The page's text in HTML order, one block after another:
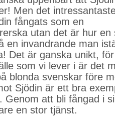
Men det
fångats som en
utan det är hur en
en invandrande man
Det är ganska unikt,
som vi lever i är det
blonda svenskar före
Sjödin är ett bra
Genom att bli fångad i
en stor tjänst.